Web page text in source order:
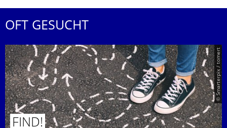
OFT GESUCHT
© Smarterpix / tomert
FIND!